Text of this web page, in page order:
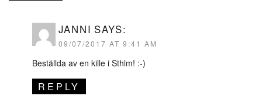
JANNI SAYS:
09/07/2017 AT 9:41 AM
Beställda av en kille i Sthlm! :-)
REPLY